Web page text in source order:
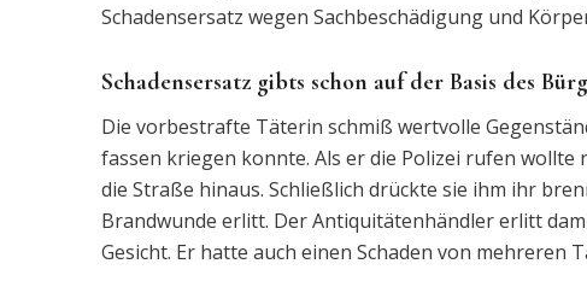
Schadensersatz wegen Sachbeschädigung und
Schadensersatz gibts schon auf der Basis des
Die vorbestrafte Täterin schmiß wertvolle
fassen kriegen konnte. Als er die Polizei rufen
die Straße hinaus. Schließlich drückte sie ihm ihr
Brandwunde erlitt. Der Antiquitätenhändler erlitt
Gesicht. Er hatte auch einen Schaden von mehreren